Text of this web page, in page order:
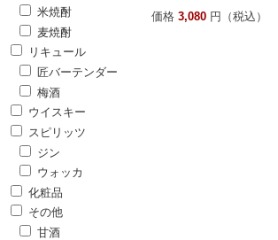
価格 3,080円（税込）
米焼酎
麦焼酎
リキュール
匠バーテンダー
梅酒
ウイスキー
スピリッツ
ジン
ウォッカ
化粧品
その他
甘酒